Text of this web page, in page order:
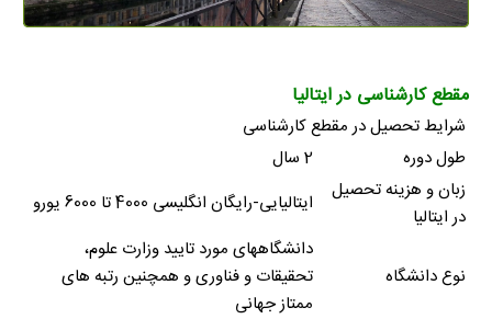
مقطع کارشناسی در ایتالیا
شرایط تحصیل در مقطع کارشناسی
2 سال
طول دوره
ایتالیایی-رایگان انگلیسی 4000 تا 6000 یورو
زبان و هزینه تحصیل
در ایتالیا
دانشگاههای مورد تایید وزارت علوم،
تحقیقات و فناوری و همچنین رتبه های
ممتاز جهانی
نوع دانشگاه